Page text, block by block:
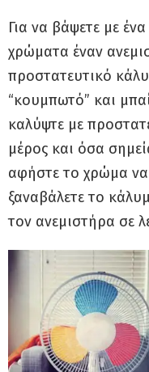
Για να βάψετε με
χρώματα έναν
προστατευτικό
“κουμπωτό” και
καλύψτε με
μέρος και όσα
αφήστε το χρώμα να
ξαναβάλετε το
τον ανεμιστήρα σε